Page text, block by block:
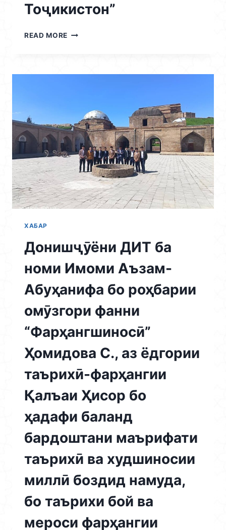
Тоҷикистон”
READ MORE 16.04.2026
МЕТОДӢ
ИСТИҚЛОЛУ
ВАҲДАТ
ДАР
ТОҶИКИСТОН”
ХАБАР
Донишҷӯёни ДИТ ба
номи Имоми Аъзам-
Абуҳанифа бо роҳбарии
омӯзгори фанни
“Фарҳангшиносӣ”
Ҳомидова С., аз ёдгории
таърихӣ-фарҳангии
Қалъаи Ҳисор бо
ҳадафи баланд
бардоштани маърифати
таърихӣ ва худшиносии
миллӣ боздид намуда,
бо таърихи бой ва
мероси фарҳангии